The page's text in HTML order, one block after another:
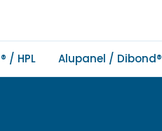
/ HPL Alupanel / Dibond®